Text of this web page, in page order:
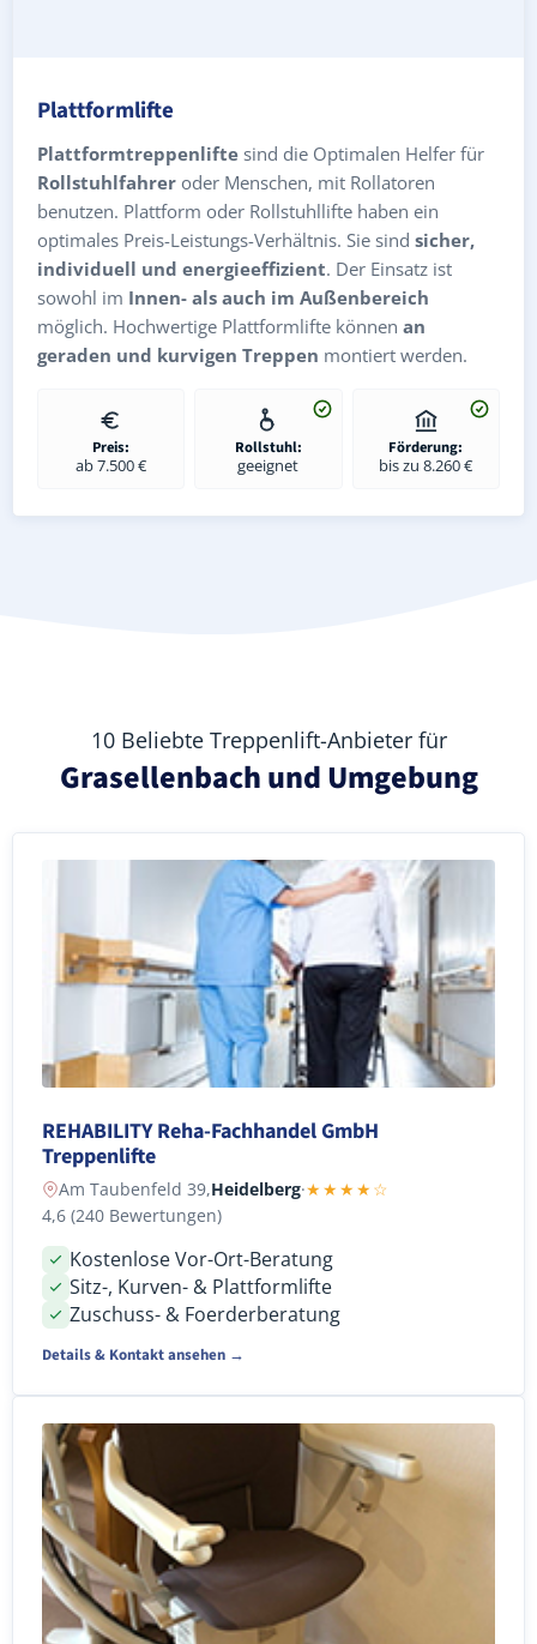
Plattformlifte
Plattformtreppenlifte sind die Optimalen Helfer für
Rollstuhlfahrer oder Menschen, mit Rollatoren
benutzen. Plattform oder Rollstuhllifte haben ein
optimales Preis-Leistungs-Verhältnis. Sie sind sicher,
individuell und energieeffizient. Der Einsatz ist
sowohl im Innen- als auch im Außenbereich
möglich. Hochwertige Plattformlifte können an
geraden und kurvigen Treppen montiert werden.
Preis:
ab 7.500 €
Rollstuhl:
geeignet
Förderung:
bis zu 8.260 €
10 Beliebte Treppenlift-Anbieter für
Grasellenbach und Umgebung
REHABILITY Reha-Fachhandel GmbH
Treppenlifte
Am Taubenfeld 39,Heidelberg·★★★★☆
4,6 (240 Bewertungen)
Kostenlose Vor-Ort-Beratung
Sitz-, Kurven- & Plattformlifte
Zuschuss- & Foerderberatung
Details & Kontakt ansehen →